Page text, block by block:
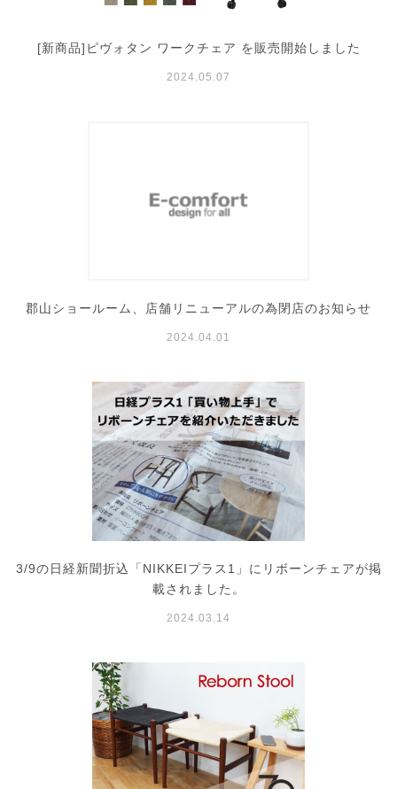
[新商品]ピヴォタン ワークチェア を販売開始しました
2024.05.07
郡山ショールーム、店舗リニューアルの為閉店のお知らせ
2024.04.01
3/9の日経新聞折込「NIKKEIプラス1」にリボーンチェアが掲
載されました。
2024.03.14